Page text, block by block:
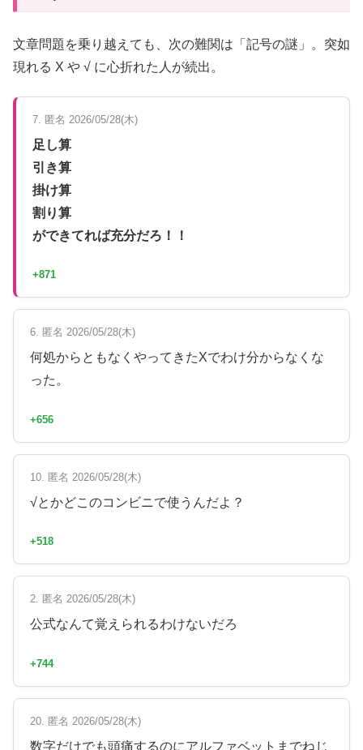
文章問題を乗り越えても、次の難関は「記号の謎」。突如
現れる X や √ に心折れた人が続出。
7. 匿名 2026/05/28(木)
足し算
引き算
掛け算
割り算
ができてれば充分だろ！！
+871
6. 匿名 2026/05/28(木)
何処からともなくやってきたXでわけ分からなくな
った。
+656
10. 匿名 2026/05/28(木)
√とかどこのコンビニで使うんだよ？
+518
2. 匿名 2026/05/28(木)
公式なんて覚えられるわけないだろ
+744
20. 匿名 2026/05/28(木)
数字だけでも頭痛するのにアルファベットまでねじ